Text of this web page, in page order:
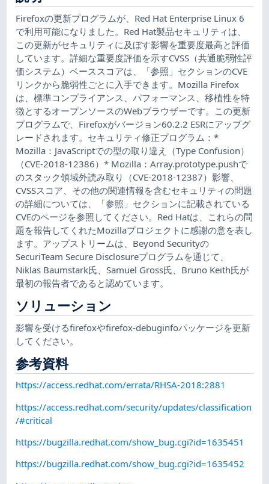
Firefoxの更新プログラムが、Red Hat Enterprise Linux 6
で利用可能になりました。Red Hat製品セキュリティは、
この更新がセキュリティに及ぼす影響を重要度最高と評価
しています。詳細な重要度評価を示すCVSS（共通脆弱性評
価システム）ベーススコアは、「参照」セクションのCVE
リンクから脆弱性ごとに入手できます。Mozilla Firefox
は、標準コンプライアンス、パフォーマンス、移植性を特
徴とするオープンソースのWebブラウザーです。この更新
プログラムで、Firefoxがバージョン60.2.2 ESRにアップグ
レードされます。セキュリティ修正プログラム：*
Mozilla：JavaScriptでの型の取り違え（Type Confusion）
（CVE-2018-12386）* Mozilla：Array.prototype.pushで
のスタック領域外読み取り（CVE-2018-12387）影響、
CVSSスコア、その他の関連情報を含むセキュリティの問題
の詳細については、「参照」セクションに記載されている
CVEのページを参照してください。Red Hatは、これらの問
題を報告してくれたMozillaプロジェクトに感謝の意を表し
ます。アップストリームは、Beyond Securityの
SecuriTeam Secure Disclosureプログラムを通じて、
Niklas Baumstark氏、Samuel Gross氏、Bruno Keith氏が
最初の報告者であると認めています。
ソリューション
影響を受けるfirefoxやfirefox-debuginfoパッケージを更新
してください。
参考資料
https://access.redhat.com/errata/RHSA-2018:2881
https://access.redhat.com/security/updates/classification
/#critical
https://bugzilla.redhat.com/show_bug.cgi?id=1635451
https://bugzilla.redhat.com/show_bug.cgi?id=1635452